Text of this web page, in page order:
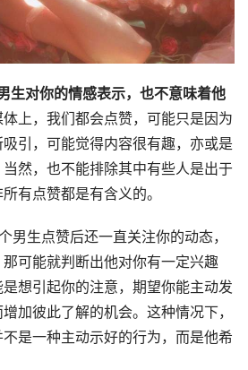
对你的情感表示，也不意味着他
上，我们都会点赞，可能只是因为
引，可能觉得内容很有趣，亦或是
然，也不能排除其中有些人是出于
有点赞都是有含义的。
生点赞后还一直关注你的动态，
可能就判断出他对你有一定兴趣
想引起你的注意，期望你能主动发
加彼此了解的机会。这种情况下，
是一种主动示好的行为，而是他希